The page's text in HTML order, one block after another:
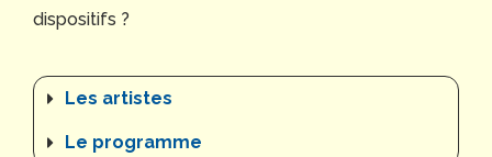
dispositifs ?
Les artistes
Le programme